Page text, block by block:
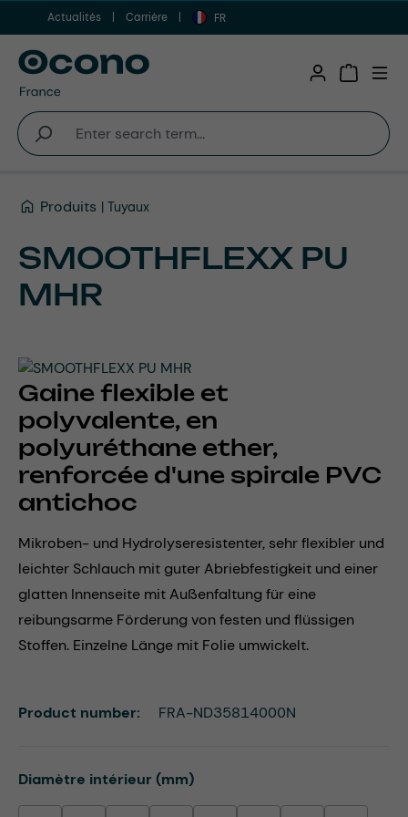
Aller au contenu principal
Actualités Carrière FR
Produits Tuyaux
SMOOTHFLEXX PU
MHR
Gaine flexible et
polyvalente, en
polyuréthane ether,
renforcée d'une spirale PVC
antichoc
Mikroben- und Hydrolyseresistenter, sehr flexibler und
leichter Schlauch mit guter Abriebfestigkeit und einer
glatten Innenseite mit Außenfaltung für eine
reibungsarme Förderung von festen und flüssigen
Stoffen. Einzelne Länge mit Folie umwickelt.
Select
Diamètre intérieur (mm)
Product number: FRA-ND35814000N